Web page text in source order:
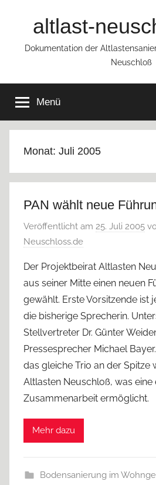
altlast-
Dokumentation der
Neuschloß
Menü
Monat: Juli 2005
PAN wählt neue
Veröffentlicht am 25. Juli 2005
Neuschloss.de
Der Projektbeirat Altlasten
aus seiner Mitte einen neuen
gewählt. Erste Vorsitzende ist
die bisherige Sprecherin.
Stellvertreter Dr. Günter
Pressesprecher Michael
das gleiche Trio an der Spitze
Altlasten Neuschloß, was eine
Zusammenarbeit ermöglicht.
Mehr dazu
Bodensanierung im